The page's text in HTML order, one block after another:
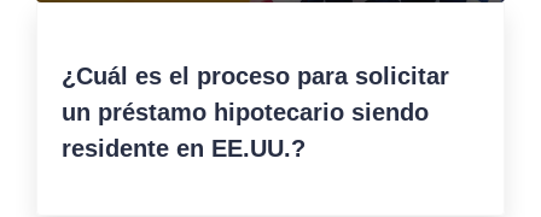
¿Cuál es el proceso para solicitar
un préstamo hipotecario siendo
residente en EE.UU.?